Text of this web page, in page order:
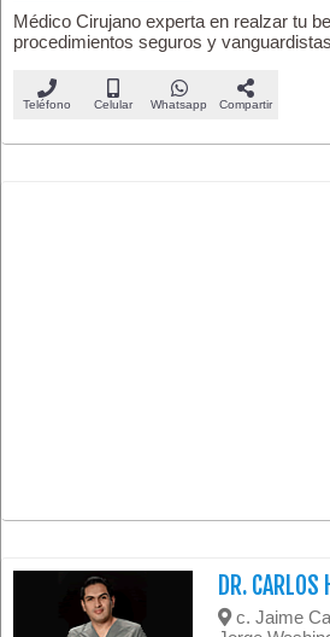
Médico Cirujano experta en realzar tu
procedimientos seguros y
Teléfono Celular Whatsapp Compartir
DR. CARLOS
c. Jaime